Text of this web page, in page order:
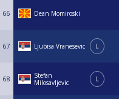
66 Dean Momiroski
67 Ljubisa Vranesevic L
68
Stefan
Milosavljevic
L